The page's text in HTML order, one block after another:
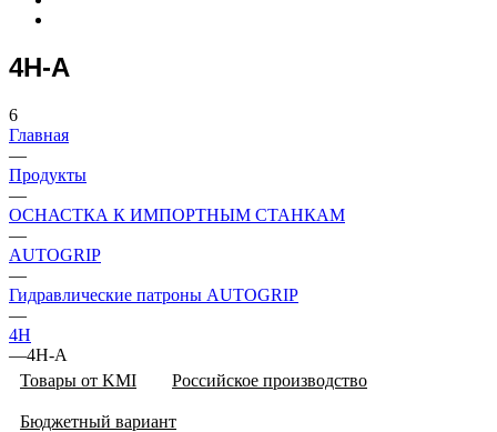
4H-A
6
Главная
—
Продукты
—
ОСНАСТКА К ИМПОРТНЫМ СТАНКАМ
—
AUTOGRIP
—
Гидравлические патроны AUTOGRIP
—
4H
—4H-A
Товары от KMI
Российское производство
Бюджетный вариант